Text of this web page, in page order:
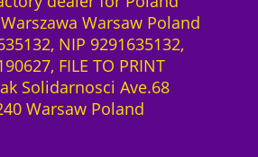
Warsaw Poland
NIP 9291635132,
FILE TO PRINT
Solidarnosci Ave.68
Warsaw Poland